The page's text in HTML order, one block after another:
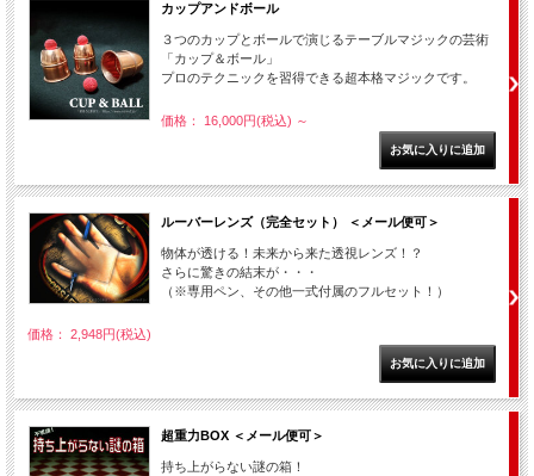
カップアンドボール
３つのカップとボールで演じるテーブルマジックの芸術
「カップ＆ボール」
プロのテクニックを習得できる超本格マジックです。
価格： 16,000円(税込) ～
ルーバーレンズ（完全セット） ＜メール便可＞
物体が透ける！未来から来た透視レンズ！？
さらに驚きの結末が・・・
（※専用ペン、その他一式付属のフルセット！）
価格： 2,948円(税込)
超重力BOX ＜メール便可＞
持ち上がらない謎の箱！